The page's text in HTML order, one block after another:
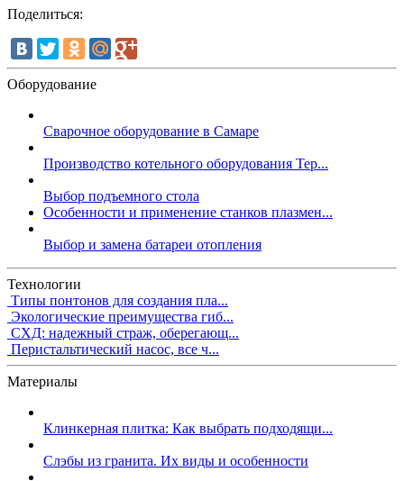
Поделиться:
Оборудование
Сварочное оборудование в Самаре
Производство котельного оборудования Тер...
Выбор подъемного стола
Особенности и применение станков плазмен...
Выбор и замена батареи отопления
Технологии
Типы понтонов для создания пла...
Экологические преимущества гиб...
СХД: надежный страж, оберегающ...
Перистальтический насос, все ч...
Материалы
Клинкерная плитка: Как выбрать подходящи...
Слэбы из гранита. Их виды и особенности